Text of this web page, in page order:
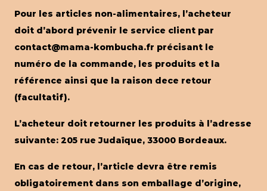
Pour les articles non-alimentaires, l’acheteur
doit d’abord prévenir le service client par
contact@mama-kombucha.fr précisant le
numéro de la commande, les produits et la
référence ainsi que la raison dece retour
(facultatif).
L’acheteur doit retourner les produits à l’adresse
suivante: 205 rue Judaïque, 33000 Bordeaux.
En cas de retour, l’article devra être remis
obligatoirement dans son emballage d’origine,